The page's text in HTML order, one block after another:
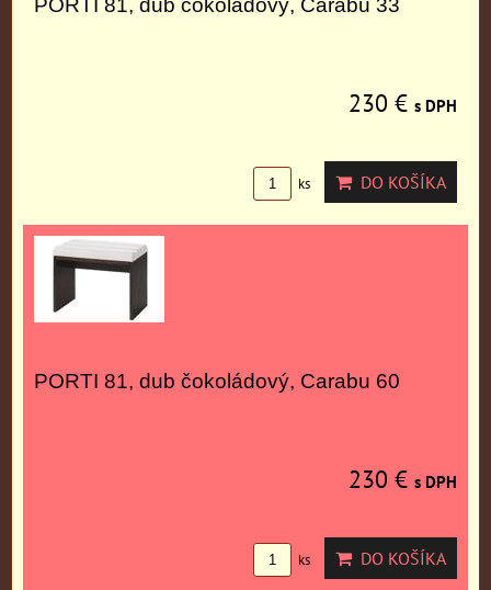
PORTI 81, dub čokoládový, Carabu 33
230 € s DPH
ks DO KOŠÍKA
PORTI 81, dub čokoládový, Carabu 60
230 € s DPH
ks DO KOŠÍKA